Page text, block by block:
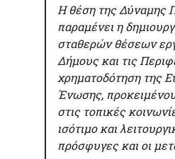
Η θέση της Δύναμης
παραμένει η
σταθερών θέσεων
Δήμους και τις
χρηματοδότηση της
Ένωσης,
στις τοπικές
ισότιμο και
πρόσφυγες και οι